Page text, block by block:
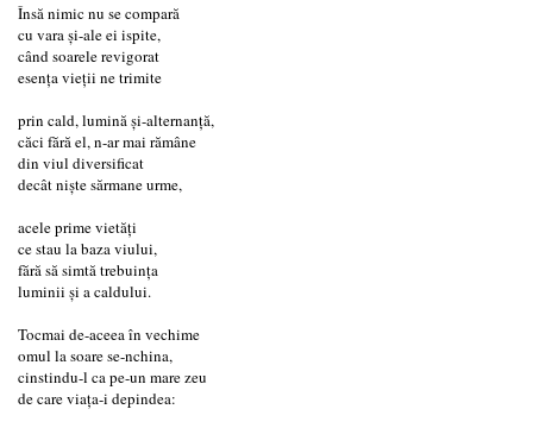
Însă nimic nu se compară
cu vara și-ale ei ispite,
când soarele revigorat
esența vieții ne trimite
prin cald, lumină și-alternanță,
căci fără el, n-ar mai rămâne
din viul diversificat
decât niște sărmane urme,
acele prime vietăți
ce stau la baza viului,
fără să simtă trebuința
luminii și a caldului.
Tocmai de-aceea în vechime
omul la soare se-nchina,
cinstindu-l ca pe-un mare zeu
de care viața-i depindea: